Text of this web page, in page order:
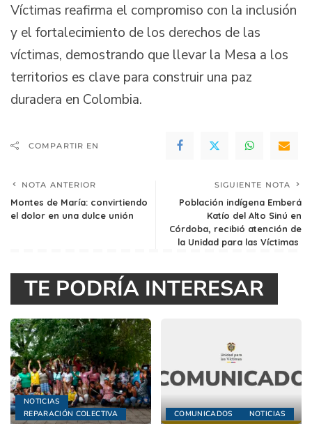
Víctimas reafirma el compromiso con la inclusión
y el fortalecimiento de los derechos de las
víctimas, demostrando que llevar la Mesa a los
territorios es clave para construir una paz
duradera en Colombia.
COMPARTIR EN
NOTA ANTERIOR
Montes de María: convirtiendo
el dolor en una dulce unión
SIGUIENTE NOTA
Población indígena Emberá
Katío del Alto Sinú en
Córdoba, recibió atención de
la Unidad para las Víctimas
TE PODRÍA INTERESAR
NOTICIAS
REPARACIÓN COLECTIVA
COMUNICADOS NOTICIAS